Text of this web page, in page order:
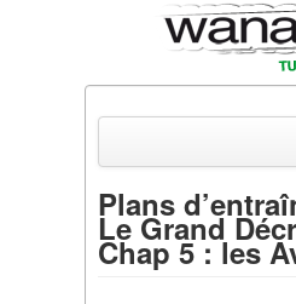
Actualités
Plans
Le Grand
Chap 5 : les